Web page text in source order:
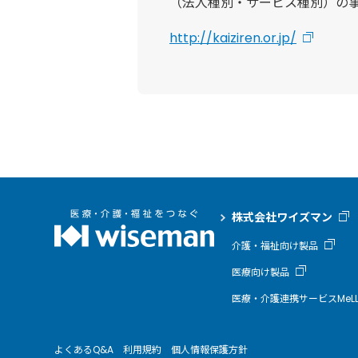
http://kaiziren.or.jp/
株式会社ワイズマン
介護・福祉向け製品
医療向け製品
医療・介護連携サービス
よくあるQ&A 利用規約 個人情報保護方針